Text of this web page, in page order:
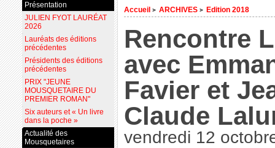
Accueil > ARCHIVES > Edition 2018
Rencontre
avec
Favier et
Claude
vendredi 12
Présentation
JULIEN FYOT LAURÉAT
2026
Lauréats des éditions
précédentes
Présidents des éditions
précédentes
PRIX "JEUNE
MOUSQUETAIRE DU
PREMIER ROMAN"
Six auteurs et « Un livre
dans la poche »
Actualité des
Mousquetaires